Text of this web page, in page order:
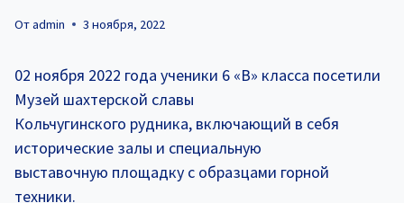
Отadmin 3 ноября, 2022
02 ноября 2022 года ученики 6 «В» класса посетили
Музей шахтерской славы
Кольчугинского рудника, включающий в себя
исторические залы и специальную
выставочную площадку с образцами горной
техники.